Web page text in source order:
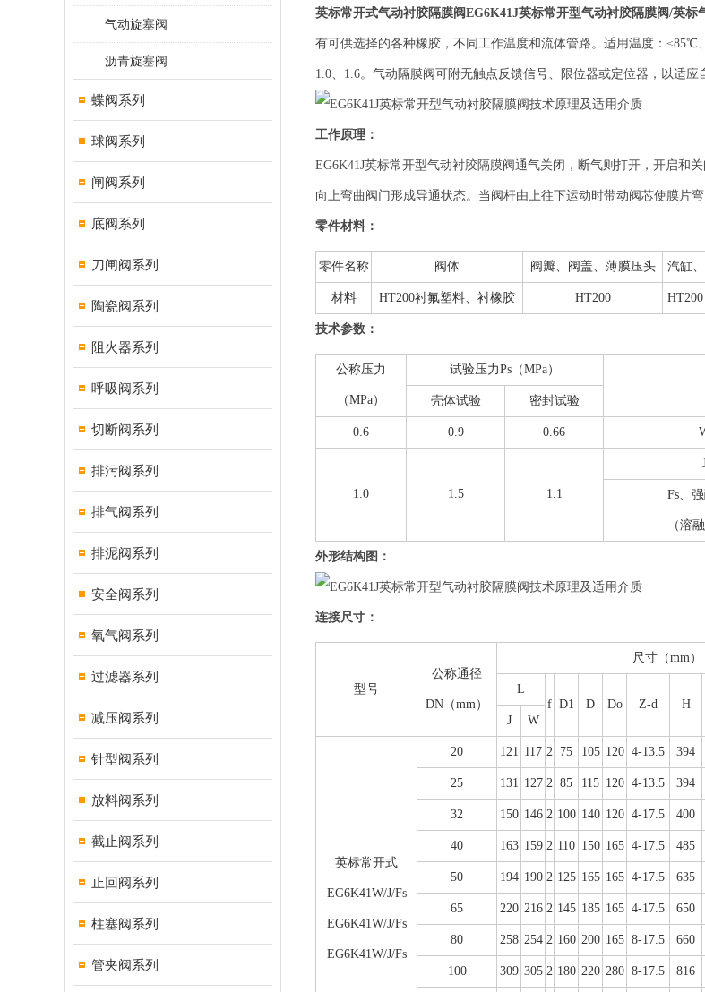
气动旋塞阀
沥青旋塞阀
蝶阀系列
球阀系列
闸阀系列
底阀系列
刀闸阀系列
陶瓷阀系列
阻火器系列
呼吸阀系列
切断阀系列
排污阀系列
排气阀系列
排泥阀系列
安全阀系列
氧气阀系列
过滤器系列
减压阀系列
针型阀系列
放料阀系列
截止阀系列
止回阀系列
柱塞阀系列
管夹阀系列
英标常开式气动衬胶隔膜阀EG6K41J英标常开型气动衬胶隔膜阀/英标
有可供选择的各种橡胶，不同工作温度和流体管路。适用温度：
1.0、1.6。气动隔膜阀可附无触点反馈信号、限位器或定位器，以适
工作原理：
EG6K41J英标常开型气动衬胶隔膜阀通气关闭，断气则打开，开启和
向上弯曲阀门形成导通状态。当阀杆由上往下运动时带动阀芯使膜片
零件材料：
零件名称 阀体 阀瓣、阀盖、薄膜压头 汽缸
材料 HT200衬氟塑料、衬橡胶 HT200
技术参数：
公称压力
（MPa）
试验压力Ps（MPa）
壳体试验 密封试验
0.6 0.9 0.66
1.0 1.5 1.1 Fs、
（溶
外形结构图：
连接尺寸：
型号
公称通径
DN（mm）
尺寸（mm）
L
f D1 D Do Z-d H
J W
英标常开式
EG6K41W/J/Fs
EG6K41W/J/Fs
EG6K41W/J/Fs
20 121 117 2 75 105 120 4-13.5 394
25 131 127 2 85 115 120 4-13.5 394
32 150 146 2 100 140 120 4-17.5 400
40 163 159 2 110 150 165 4-17.5 485
50 194 190 2 125 165 165 4-17.5 635
65 220 216 2 145 185 165 4-17.5 650
80 258 254 2 160 200 165 8-17.5 660
100 309 305 2 180 220 280 8-17.5 816